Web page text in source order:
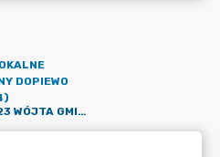
DOPIEWO
ZARZĄDZENIE NR 630/2023 WÓJTA GMINY DOPIEWO Z DNIA 7 MARCA 2023 ROKU W SPRAWIE OGŁOSZENIA KONKURSU NA STANOWISKO DYREKTORA PRZEDSZKOLA PUBLICZNEGO LEŚNE DUSZKI W ZAKRZEWIE